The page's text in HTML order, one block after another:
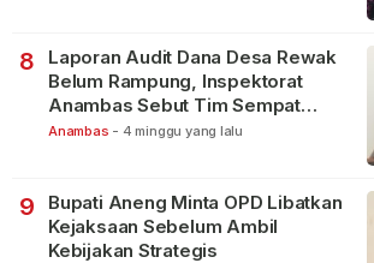
8
Laporan Audit Dana Desa Rewak
Belum Rampung, Inspektorat
Anambas Sebut Tim Sempat
Terbagi Tangani Kasus Lain
Anambas - 4 minggu yang lalu
9
Bupati Aneng Minta OPD Libatkan
Kejaksaan Sebelum Ambil
Kebijakan Strategis